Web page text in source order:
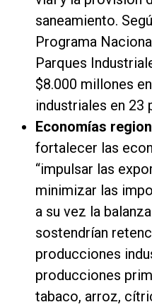
saneamiento.
Programa
Parques
$8.000 millones
industriales en 23
Economías
fortalecer las
“impulsar las
minimizar las
a su vez la
sostendrían
producciones
producciones
tabaco, arroz,